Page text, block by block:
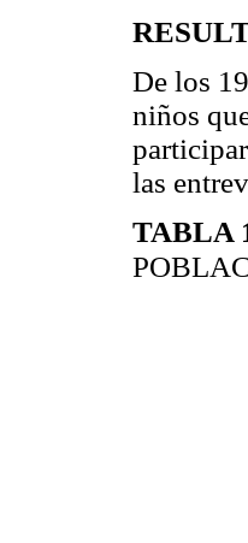
De los
niños
las
TABLA